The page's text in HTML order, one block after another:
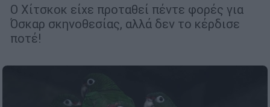
Ο Χίτσκοκ είχε προταθεί πέντε φορές για
Όσκαρ σκηνοθεσίας, αλλά δεν το κέρδισε
ποτέ!